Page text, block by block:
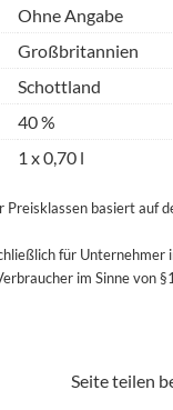
Ohne Angabe
Großbritannien
Schottland
40 %
1 x 0,70 l
Preisklassen basiert auf
für Unternehmer
im Sinne von
Seite teilen